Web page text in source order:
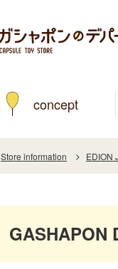
concept
Store information EDION